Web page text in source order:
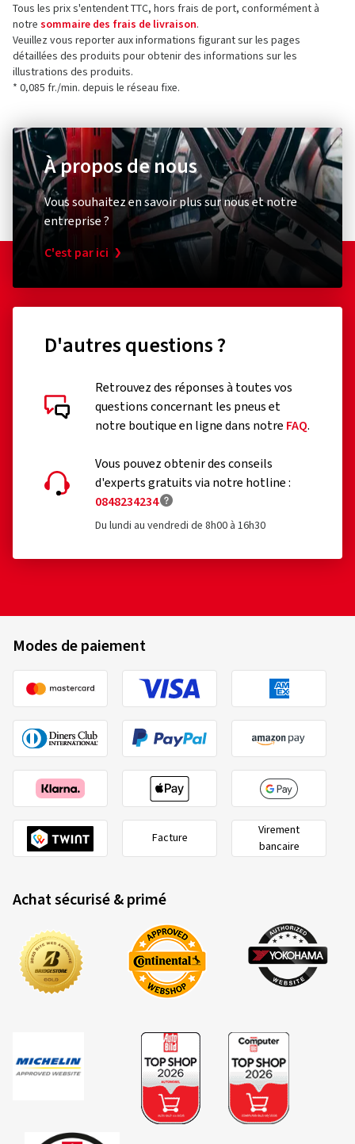
Tous les prix s'entendent TTC, hors frais de port, conformément à
notre sommaire des frais de livraison.
Veuillez vous reporter aux informations figurant sur les pages
détaillées des produits pour obtenir des informations sur les
illustrations des produits.
* 0,085 fr./min. depuis le réseau fixe.
À propos de nous
Vous souhaitez en savoir plus sur nous et notre
entreprise ?
C'est par ici
D'autres questions ?
Retrouvez des réponses à toutes vos
questions concernant les pneus et
notre boutique en ligne dans notre FAQ.
Vous pouvez obtenir des conseils
d'experts gratuits via notre hotline :
0848234234
Du lundi au vendredi de 8h00 à 16h30
Modes de paiement
Facture
Virement
bancaire
Achat sécurisé & primé